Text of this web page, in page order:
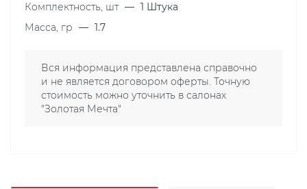
Комплектность, шт — 1 Штука
Масса, гр — 1.7
Вся информация представлена справочно
и не является договором оферты. Точную
стоимость можно уточнить в салонах
"Золотая Мечта"